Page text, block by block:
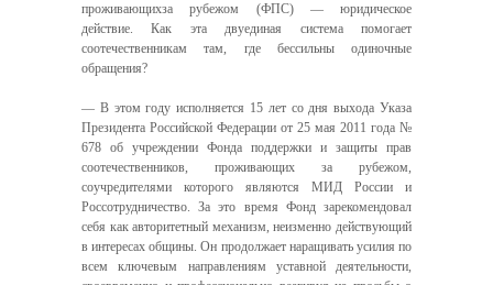
проживающихза рубежом (ФПС) — юридическое
действие. Как эта двуединая система помогает
соотечественникам там, где бессильны одиночные
обращения?
— В этом году исполняется 15 лет со дня выхода Указа
Президента Российской Федерации от 25 мая 2011 года №
678 об учреждении Фонда поддержки и защиты прав
соотечественников, проживающих за рубежом,
соучредителями которого являются МИД России и
Россотрудничество. За это время Фонд зарекомендовал
себя как авторитетный механизм, неизменно действующий
в интересах общины. Он продолжает наращивать усилия по
всем ключевым направлениям уставной деятельности,